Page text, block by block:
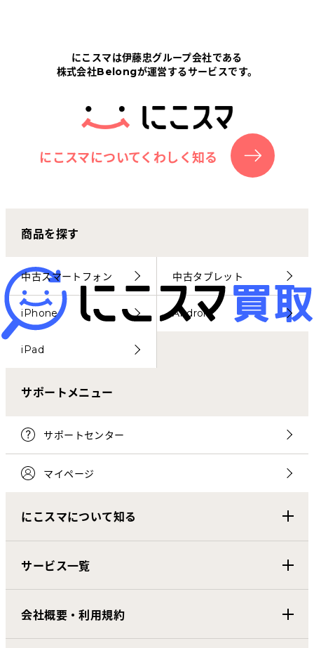
にこスマについて
サポートセンター
お客さまの声
にこスマ通信
マイページ
にこスマは伊藤忠グループ会社である
株式会社Belongが運営するサービスです。
にこスマについてくわしく知る
商品を探す
中古スマートフォン 中古タブレット
iPhone Android
iPad
サポートメニュー
サポートセンター
マイページ
にこスマについて知る
サービス一覧
会社概要・利用規約